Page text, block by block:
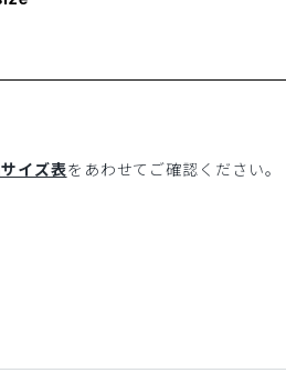
イズ表をあわせてご確認ください。